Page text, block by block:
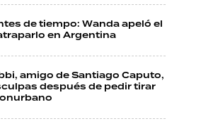
de tiempo: Wanda apeló el
en Argentina
amigo de Santiago Caputo,
después de pedir tirar